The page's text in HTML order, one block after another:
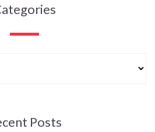
Posts